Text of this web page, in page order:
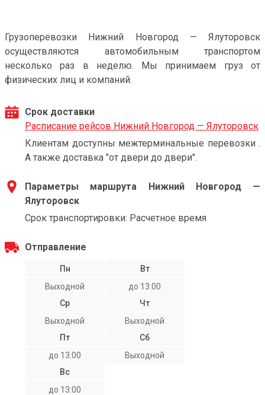
Грузоперевозки Нижний Новгород — Ялуторовск
осуществляются автомобильным транспортом
несколько раз в неделю. Мы принимаем груз от
физических лиц и компаний.
Срок доставки
Расписание рейсов Нижний Новгород — Ялуторовск
Клиентам доступны межтерминальные перевозки .
А также доставка "от двери до двери".
Параметры маршрута Нижний Новгород —
Ялуторовск
Срок транспортировки: Расчетное время
Отправление
Пн
Выходной
Вт
до 13:00
Ср
Выходной
Чт
Выходной
Пт
до 13:00
Сб
Выходной
Вс
до 13:00